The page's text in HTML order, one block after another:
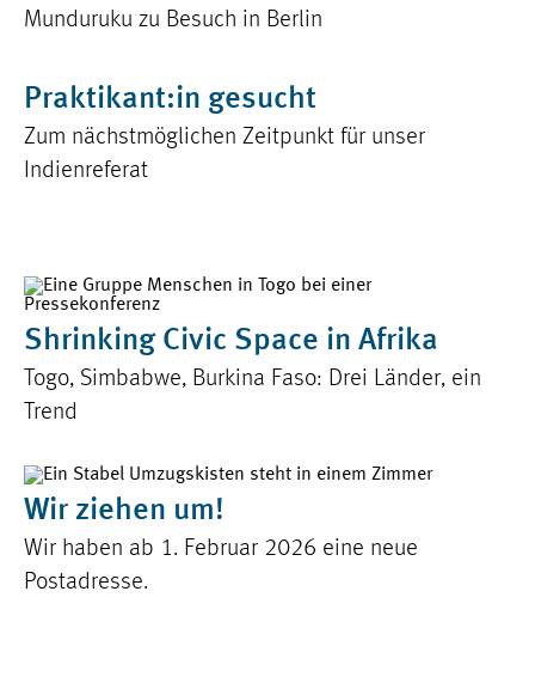
Munduruku zu Besuch in Berlin
Praktikant:in gesucht
Zum nächstmöglichen Zeitpunkt für unser
Indienreferat
Shrinking Civic Space in Afrika
Togo, Simbabwe, Burkina Faso: Drei Länder, ein
Trend
Wir ziehen um!
Wir haben ab 1. Februar 2026 eine neue
Postadresse.